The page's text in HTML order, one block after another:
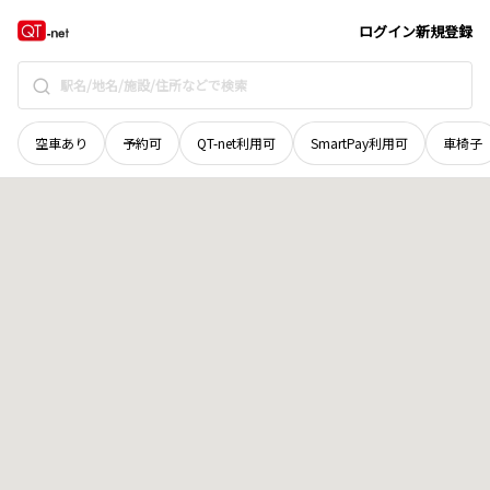
ログイン新規登録
空車あり 予約可 QT-net利用可 SmartPay利用可 車椅子
北海道